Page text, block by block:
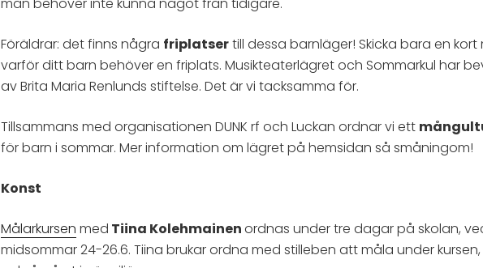
Föräldrar: det finns några friplatsertill dessa barnläger! Skicka bara en kort
varför ditt barn behöver en friplats. Musikteaterlägret och Sommarkul har
av Brita Maria Renlunds stiftelse. Det är vi tacksamma för.
Tillsammans med organisationen DUNK rf och Luckan ordnar vi ett
för barn i sommar. Mer information om lägret på hemsidan så småningom!
Konst
Målarkursen med Tiina Kolehmainenordnas under tre dagar på skolan,
midsommar 24-26.6. Tiina brukar ordna med stilleben att måla under